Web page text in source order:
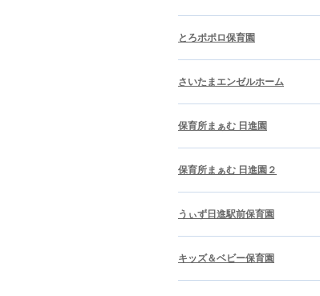
とろポポロ保育園
さいたまエンゼルホーム
保育所まぁむ 日進園
保育所まぁむ 日進園２
うぃず日進駅前保育園
キッズ＆ベビー保育園